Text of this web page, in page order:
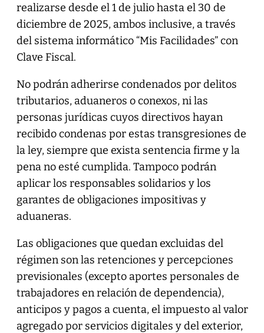
realizarse desde el 1 de julio hasta el 30 de
diciembre de 2025, ambos inclusive, a través
del sistema informático “Mis Facilidades” con
Clave Fiscal.
No podrán adherirse condenados por delitos
tributarios, aduaneros o conexos, ni las
personas jurídicas cuyos directivos hayan
recibido condenas por estas transgresiones de
la ley, siempre que exista sentencia firme y la
pena no esté cumplida. Tampoco podrán
aplicar los responsables solidarios y los
garantes de obligaciones impositivas y
aduaneras.
Las obligaciones que quedan excluidas del
régimen son las retenciones y percepciones
previsionales (excepto aportes personales de
trabajadores en relación de dependencia),
anticipos y pagos a cuenta, el impuesto al valor
agregado por servicios digitales y del exterior,